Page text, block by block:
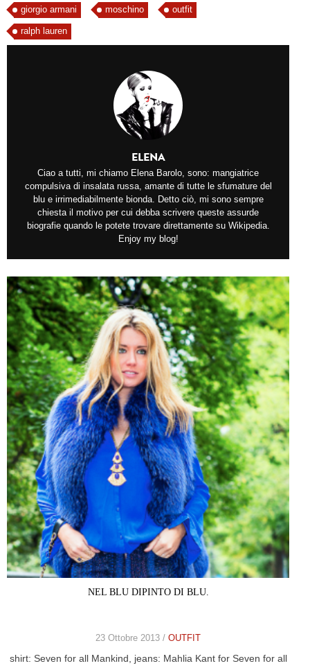
giorgio armani moschino outfit
ralph lauren
ELENA
Ciao a tutti, mi chiamo Elena Barolo, sono: mangiatrice
compulsiva di insalata russa, amante di tutte le sfumature del
blu e irrimediabilmente bionda. Detto ciò, mi sono sempre
chiesta il motivo per cui debba scrivere queste assurde
biografie quando le potete trovare direttamente su Wikipedia.
Enjoy my blog!
NEL BLU DIPINTO DI BLU.
23 Ottobre 2013 / OUTFIT
shirt: Seven for all Mankind, jeans: Mahlia Kant for Seven for all